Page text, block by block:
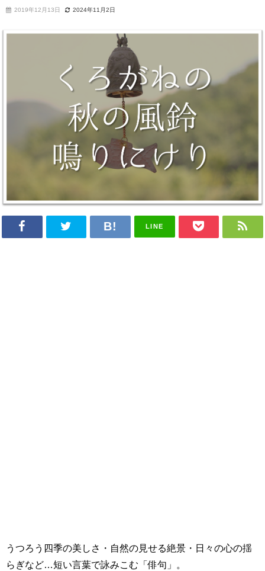
2019年12月13日 2024年11月2日
LINE
うつろう四季の美しさ・自然の見せる絶景・日々の心の揺
らぎなど…短い言葉で詠みこむ「俳句」。